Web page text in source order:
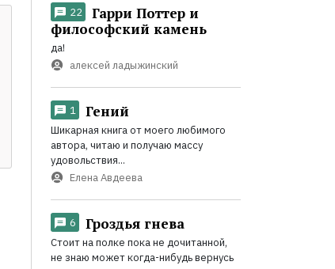
22
Гарри Поттер и
философский камень
да!
алексей ладыжинский
1 Гений
Шикарная книга от моего любимого
автора, читаю и получаю массу
удовольствия...
Елена Авдеева
6 Гроздья гнева
Стоит на полке пока не дочитанной,
не знаю может когда-нибудь вернусь